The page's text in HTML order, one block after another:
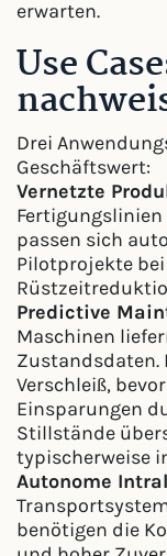
erwarten.
Use
Drei
Geschäftswert:
Vernetzte
passen sich
Pilotprojekte
Predictive
Maschinen
Zustandsdaten.
Verschleiß,
Einsparungen
Stillstände
typischerweise
Autonome
benötigen die